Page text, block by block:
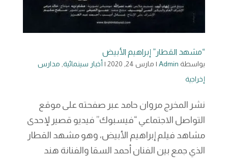
“مشهد القطار” إبراهيم الأبيض
بواسطة Admin
| مارس 24, 2020 | أخبار سينمائية, مدارس
إخراجية
نشر المخرج مروان حامد عبر صفحته على موقع
التواصل الاجتماعي “فيسبوك” فيديو قصير لإحدى
مشاهد فيلم إبراهيم الأبيض، وهو مشهد القطار
الذي جمع بين الفنان أحمد السقا والفنانة هند